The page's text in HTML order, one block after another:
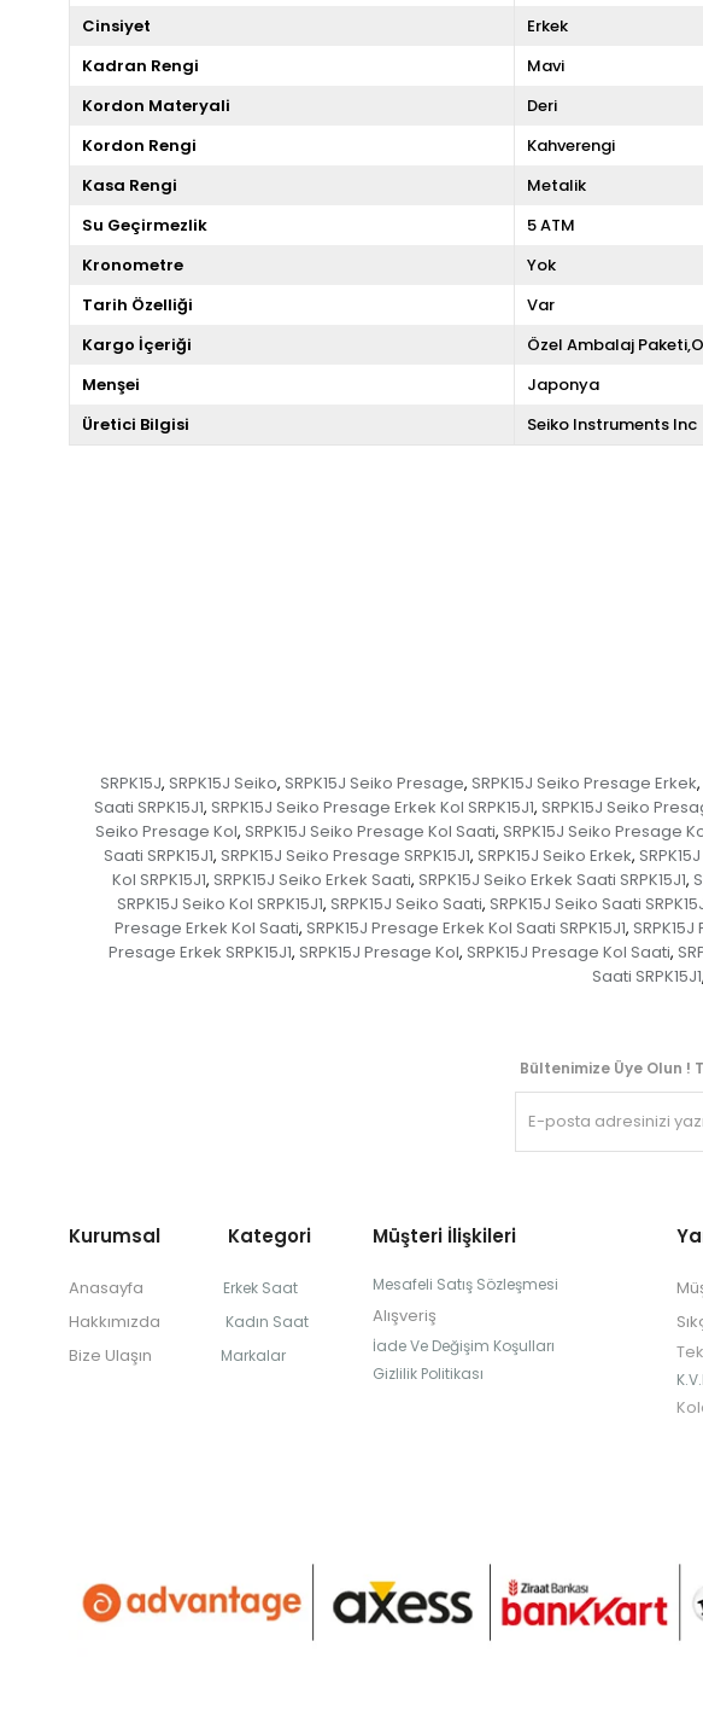
Cinsiyet
Erkek
Kadran Rengi
Mavi
Kordon Materyali
Deri
Kordon Rengi
Kahverengi
Kasa Rengi
Metalik
Su Geçirmezlik
5 ATM
Kronometre
Yok
Tarih Özelliği
Var
Kargo İçeriği
Özel Ambalaj
Menşei
Japonya
Üretici Bilgisi
Seiko Instruments Inc
SRPK15J, SRPK15J Seiko, SRPK15J Seiko Presage, SRPK15J Seiko Presage Erkek,
Saati SRPK15J1, SRPK15J Seiko Presage Erkek Kol SRPK15J1, SRPK15J Seiko
Seiko Presage Kol, SRPK15J Seiko Presage Kol Saati, SRPK15J Seiko Presage
Saati SRPK15J1, SRPK15J Seiko Presage SRPK15J1, SRPK15J Seiko Erkek,
Kol SRPK15J1, SRPK15J Seiko Erkek Saati, SRPK15J Seiko Erkek Saati SRPK15J1,
SRPK15J Seiko Kol SRPK15J1, SRPK15J Seiko Saati, SRPK15J Seiko Saati
Presage Erkek Kol Saati, SRPK15J Presage Erkek Kol Saati SRPK15J1,
Presage Erkek SRPK15J1, SRPK15J Presage Kol, SRPK15J Presage Kol Saati,
Saati SRPK15J1,
Bültenimize Üye Olun !
Kurumsal Kategori
Anasayfa Erkek Saat
Hakkımızda Kadın Saat
Bize Ulaşın Markalar
Müşteri İlişkileri
Mesafeli Satış Sözleşmesi
Alışveriş
İade Ve Değişim Koşulları
Gizlilik Politikası